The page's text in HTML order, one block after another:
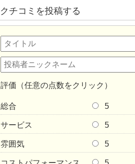
クチコミを投稿する
評価（任意の点数をクリック）
総合 5
サービス 5
雰囲気 5